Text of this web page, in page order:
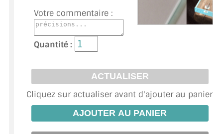
VERRE LAQUÉ/CRÉDENCE
VERRE FEUILLETÉ/TREMPÉ
PORTE EN VERRE
GARDE CORPS EN VERRE
Votre commentaire :
Quantité :
Cliquez sur actualiser avant d'ajouter au panier